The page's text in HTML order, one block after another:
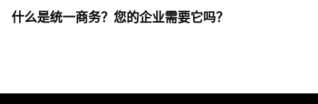
什么是统一商务？您的企业需要它吗？